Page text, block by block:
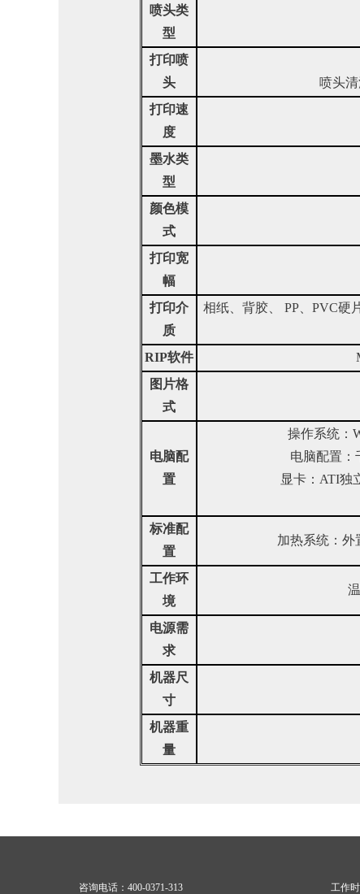
喷头类
型
打印喷
头
喷头
打印速
度
墨水类
型
颜色模
式
打印宽
幅
打印介
质
相纸、背胶、
PP、PVC硬
RIP软件
图片格
式
电脑配
置
操作系统：
电脑配置：
显卡： ATI
标准配
置
加热系统：外
工作环
境
电源需
求
机器尺
寸
机器重
量
咨询电话：400-0371-313 工作